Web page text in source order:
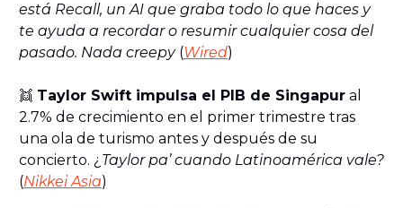
está Recall, un AI que graba todo lo que haces y
te ayuda a recordar o resumir cualquier cosa del
pasado. Nada creepy(Wired)
👯 Taylor Swift impulsa el PIB de Singapur al
2.7% de crecimiento en el primer trimestre tras
una ola de turismo antes y después de su
concierto. ¿ Taylor pa’ cuando Latinoamérica vale?
(Nikkei Asia)